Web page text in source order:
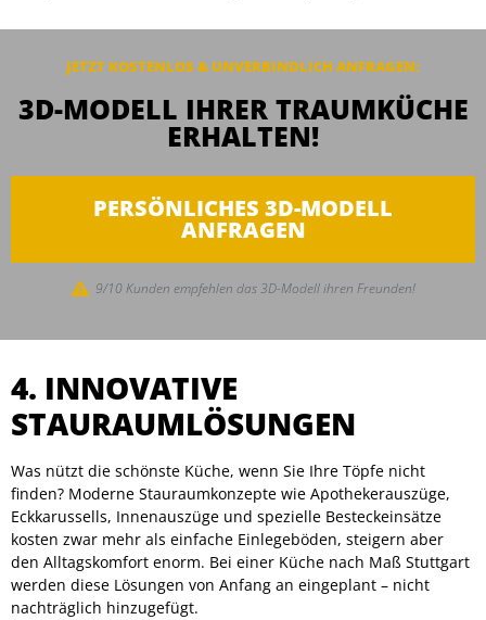
JETZT KOSTENLOS & UNVERBINDLICH ANFRAGEN:
3D-MODELL IHRER TRAUMKÜCHE
ERHALTEN!
PERSÖNLICHES 3D-MODELL
ANFRAGEN
9/10 Kunden empfehlen das 3D-Modell ihren Freunden!
4. INNOVATIVE
STAURAUMLÖSUNGEN
Was nützt die schönste Küche, wenn Sie Ihre Töpfe nicht
finden? Moderne Stauraumkonzepte wie Apothekerauszüge,
Eckkarussells, Innenauszüge und spezielle Besteckeinsätze
kosten zwar mehr als einfache Einlegeböden, steigern aber
den Alltagskomfort enorm. Bei einer Küche nach Maß Stuttgart
werden diese Lösungen von Anfang an eingeplant – nicht
nachträglich hinzugefügt.